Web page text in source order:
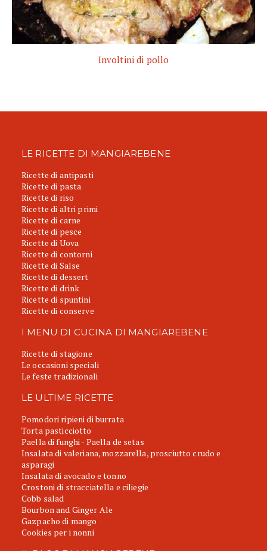
Involtini di pollo
LE RICETTE DI MANGIAREBENE
Ricette di antipasti
Ricette di pasta
Ricette di riso
Ricette di altri primi
Ricette di carne
Ricette di pesce
Ricette di Uova
Ricette di contorni
Ricette di Salse
Ricette di dessert
Ricette di drink
Ricette di spuntini
Ricette di conserve
I MENU DI CUCINA DI MANGIAREBENE
Ricette di stagione
Le occasioni speciali
Le feste tradizionali
LE ULTIME RICETTE
Pomodori ripieni di burrata
Torta pasticciotto
Paella di funghi - Paella de setas
Insalata di valeriana, mozzarella, prosciutto crudo e
asparagi
Insalata di avocado e tonno
Crostoni di stracciatella e ciliegie
Cobb salad
Bourbon and Ginger Ale
Gazpacho di mango
Cookies per i nonni